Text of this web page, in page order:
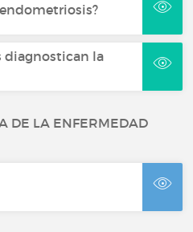
diagnostican la
DE LA ENFERMEDAD